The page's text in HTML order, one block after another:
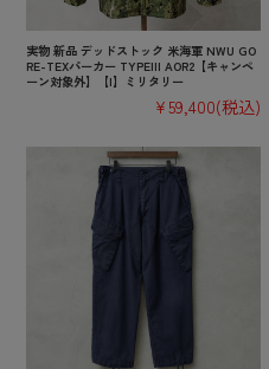
実物 新品 デッドストック 米海軍 NWU GO
RE-TEXパーカー TYPEIII AOR2【キャンペ
ーン対象外】【I】ミリタリー
¥59,400(税込)